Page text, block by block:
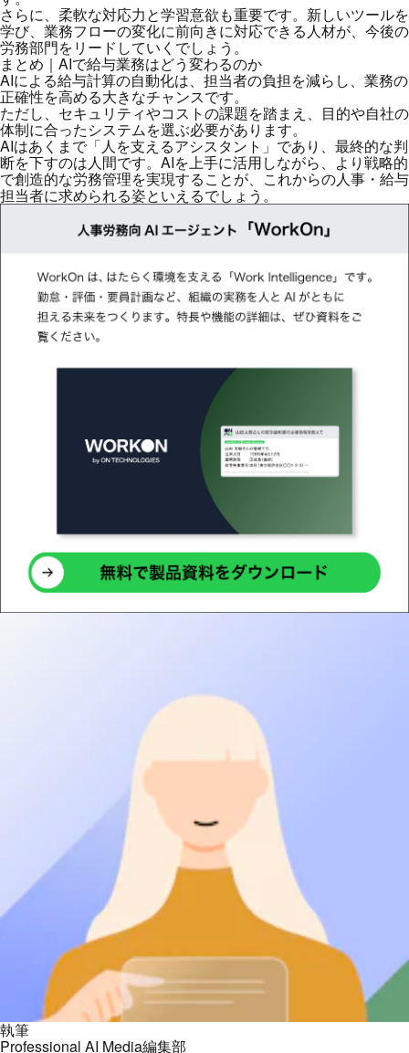
さらに、柔軟な対応力と学習意欲も重要です。新しいツールを
学び、業務フローの変化に前向きに対応できる人材が、今後の
労務部門をリードしていくでしょう。
まとめ｜AIで給与業務はどう変わるのか
AIによる給与計算の自動化は、担当者の負担を減らし、業務の
正確性を高める大きなチャンスです。
ただし、セキュリティやコストの課題を踏まえ、目的や自社の
体制に合ったシステムを選ぶ必要があります。
AIはあくまで「人を支えるアシスタント」であり、最終的な判
断を下すのは人間です。AIを上手に活用しながら、より戦略的
で創造的な労務管理を実現することが、これからの人事・給与
担当者に求められる姿といえるでしょう。
執筆
Professional AI Media編集部